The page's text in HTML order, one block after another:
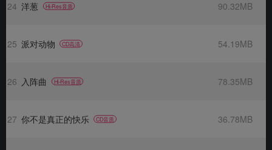
24 洋葱 Hi-Res音质 90.32MB
25 派对动物 CD高清 54.19MB
26 入阵曲 Hi-Res音质 78.35MB
27 你不是真正的快乐 CD音质 36.78MB